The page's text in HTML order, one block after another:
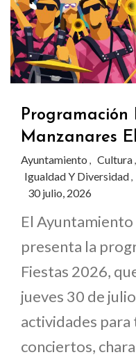
Programación
Manzanares
Ayuntamiento , Cultura,
Igualdad Y Diversidad,
30 julio, 2026
El Ayuntamiento
presenta la
Fiestas 2026,
jueves 30 de
actividades para
conciertos,